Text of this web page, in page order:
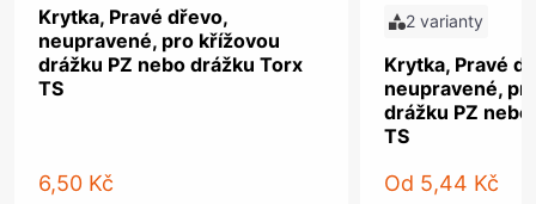
Krytka, Pravé dřevo,
neupravené, pro křížovou
drážku PZ nebo drážku Torx
TS
6,50 Kč
2 varianty
Krytka, Pravé
neupravené,
drážku PZ
TS
Od 5,44 Kč